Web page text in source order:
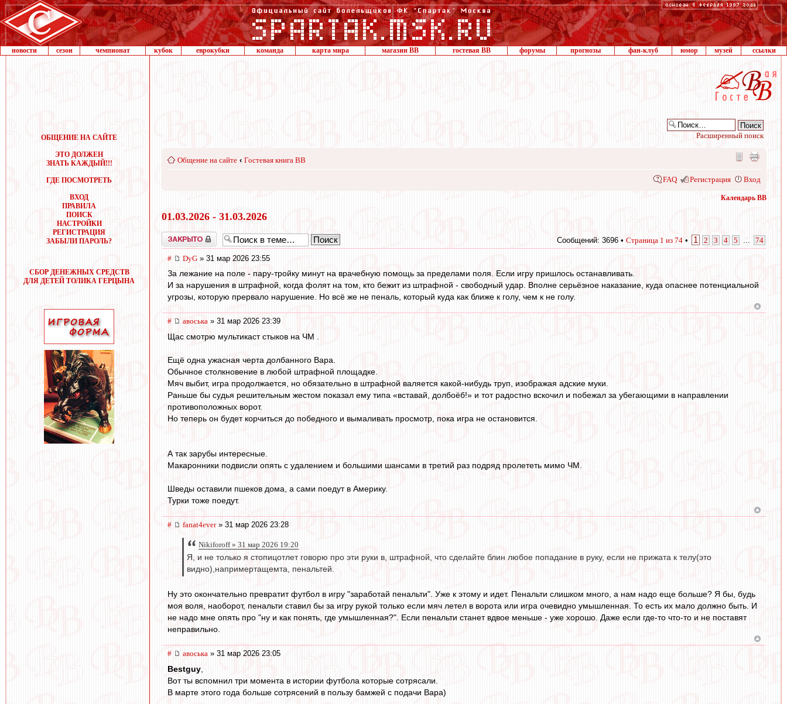
новости сезон чемпионат кубок еврокубки команда карта мира магазин ВВ гостевая ВВ форумы прогнозы фан-клуб юмор музей ссылки
ОБЩЕНИЕ НА САЙТЕ
ЭТО ДОЛЖЕН
ЗНАТЬ КАЖДЫЙ!!!
ГДЕ ПОСМОТРЕТЬ
ВХОД
ПРАВИЛА
ПОИСК
НАСТРОЙКИ
РЕГИСТРАЦИЯ
ЗАБЫЛИ ПАРОЛЬ?
СБОР ДЕНЕЖНЫХ СРЕДСТВ
ДЛЯ ДЕТЕЙ ТОЛИКА ГЕРЦЫНА
Расширенный поиск
Общение на сайте ‹ Гостевая книга ВВ
FAQ Регистрация Вход
Календарь ВВ
01.03.2026 - 31.03.2026
Закрыто Сообщений: 3696 • Страница 1 из 74 • 1 2 3 4 5 74
# DyG » 31 мар 2026 23:55
За лежание на поле - пару-тройку минут на врачебную помощь за пределами поля. Если игру пришлось останавливать.
И за нарушения в штрафной, когда фолят на том, кто бежит из штрафной - свободный удар. Вполне серьёзное наказание, куда опаснее потенциальной
угрозы, которую прервало нарушение. Но всё же не пеналь, который куда как ближе к голу, чем к не голу.
# авоська » 31 мар 2026 23:39
Щас смотрю мультикаст стыков на ЧМ .
Ещё одна ужасная черта долбанного Вара.
Обычное столкновение в любой штрафной площадке.
Мяч выбит, игра продолжается, но обязательно в штрафной валяется какой-нибудь труп, изображая адские муки.
Раньше бы судья решительным жестом показал ему типа «вставай, долбоёб!» и тот радостно вскочил и побежал за убегающими в направлении
противоположных ворот.
Но теперь он будет корчиться до победного и вымаливать просмотр, пока игра не остановится.
А так зарубы интересные.
Макаронники подвисли опять с удалением и большими шансами в третий раз подряд пролететь мимо ЧМ.
Шведы оставили пшеков дома, а сами поедут в Америку.
Турки тоже поедут.
# fanat4ever» 31 мар 2026 23:28
Nikiforoff » 31 мар 2026 19:20
Я, и не только я стопицотлет говорю про эти руки в, штрафной, что сделайте блин любое попадание в руку, если не прижата к телу(это
видно),напримертащемта, пенальтей.
Ну это окончательно превратит футбол в игру "заработай пенальти". Уже к этому и идет. Пенальти слишком много, а нам надо еще больше? Я бы, будь
моя воля, наоборот, пенальти ставил бы за игру рукой только если мяч летел в ворота или игра очевидно умышленная. То есть их мало должно быть. И
не надо мне опять про "ну и как понять, где умышленная?". Если пенальти станет вдвое меньше - уже хорошо. Даже если где-то что-то и не поставят
неправильно.
# авоська » 31 мар 2026 23:05
Bestguy
Вот ты вспомнил три момента в истории футбола которые сотрясали.
В марте этого года больше сотрясений в пользу бамжей с подачи Вара)